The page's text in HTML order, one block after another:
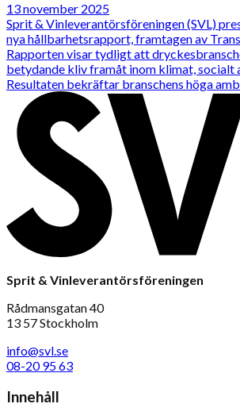
13 november 2025
Sprit & Vinleverantörsföreningen (SVL)
nya hållbarhetsrapport, framtagen av
Rapporten visar tydligt att
betydande kliv framåt inom klimat, socialt
Resultaten bekräftar branschens höga
Sprit & Vinleverantörsföreningen
Rådmansgatan 40
13 57 Stockholm
info@svl.se
08-20 95 63
Innehåll